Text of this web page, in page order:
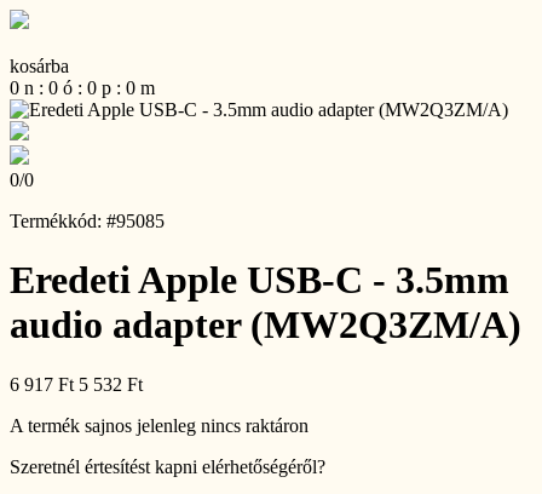
kosárba
0 n : 0 ó : 0 p : 0 m
0/0
Termékkód: #95085
Eredeti Apple USB-C - 3.5mm
audio adapter (MW2Q3ZM/A)
6 917 Ft 5 532 Ft
A termék sajnos jelenleg nincs raktáron
Szeretnél értesítést kapni elérhetőségéről?